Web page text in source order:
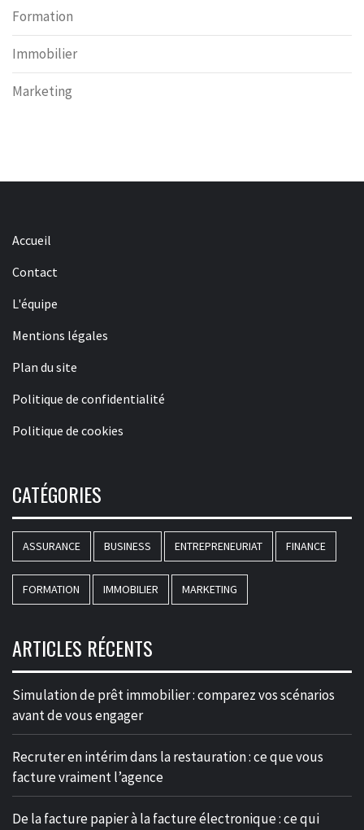
Formation
Immobilier
Marketing
Accueil
Contact
L'équipe
Mentions légales
Plan du site
Politique de confidentialité
Politique de cookies
CATÉGORIES
ASSURANCE BUSINESS ENTREPRENEURIAT FINANCE
FORMATION IMMOBILIER MARKETING
ARTICLES RÉCENTS
Simulation de prêt immobilier : comparez vos scénarios
avant de vous engager
Recruter en intérim dans la restauration : ce que vous
facture vraiment l’agence
De la facture papier à la facture électronique : ce qui